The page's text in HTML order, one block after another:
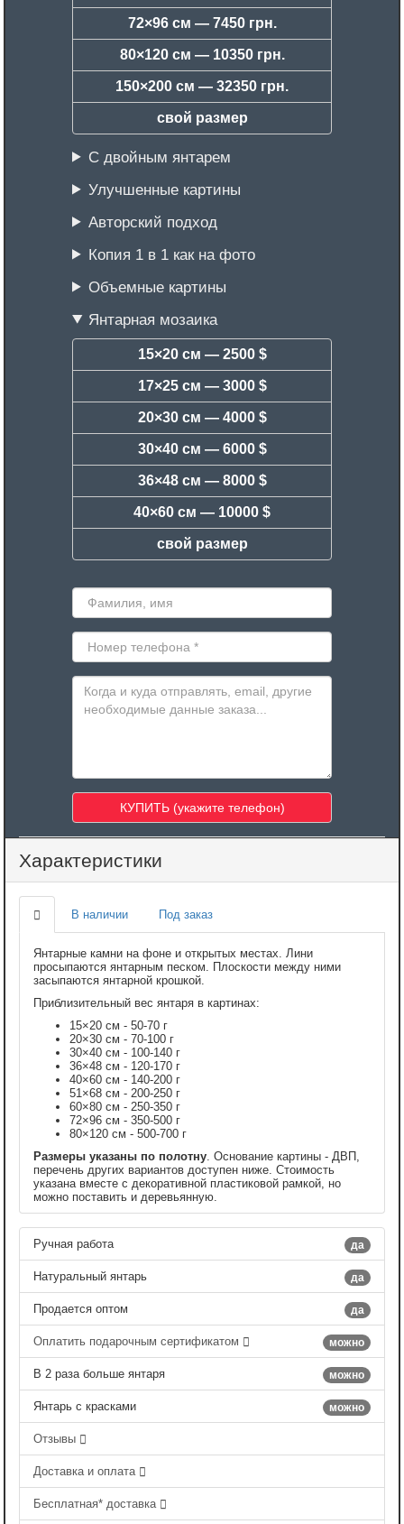
72×96 см — 7450 грн.
80×120 см — 10350 грн.
150×200 см — 32350 грн.
свой размер
С двойным янтарем
Улучшенные картины
Авторский подход
Копия 1 в 1 как на фото
Объемные картины
Янтарная мозаика
15×20 см — 2500 $
17×25 см — 3000 $
20×30 см — 4000 $
30×40 см — 6000 $
36×48 см — 8000 $
40×60 см — 10000 $
свой размер
Характеристики
В наличии Под заказ
Янтарные камни на фоне и открытых местах. Лини
просыпаются янтарным песком. Плоскости между ними
засыпаются янтарной крошкой.
Приблизительный вес янтаря в картинах:
15×20 см - 50-70 г
20×30 см - 70-100 г
30×40 см - 100-140 г
36×48 см - 120-170 г
40×60 см - 140-200 г
51×68 см - 200-250 г
60×80 см - 250-350 г
72×96 см - 350-500 г
80×120 см - 500-700 г
Размеры указаны по полотну . Основание картины - ДВП,
перечень других вариантов доступен ниже. Стоимость
указана вместе с декоративной пластиковой рамкой, но
можно поставить и деревьянную.
да
Ручная работа
да
Натуральный янтарь
да
Продается оптом
можно
Оплатить подарочным сертификатом
можно
В 2 раза больше янтаря
можно
Янтарь с красками
Отзывы
Доставка и оплата
Бесплатная* доставка